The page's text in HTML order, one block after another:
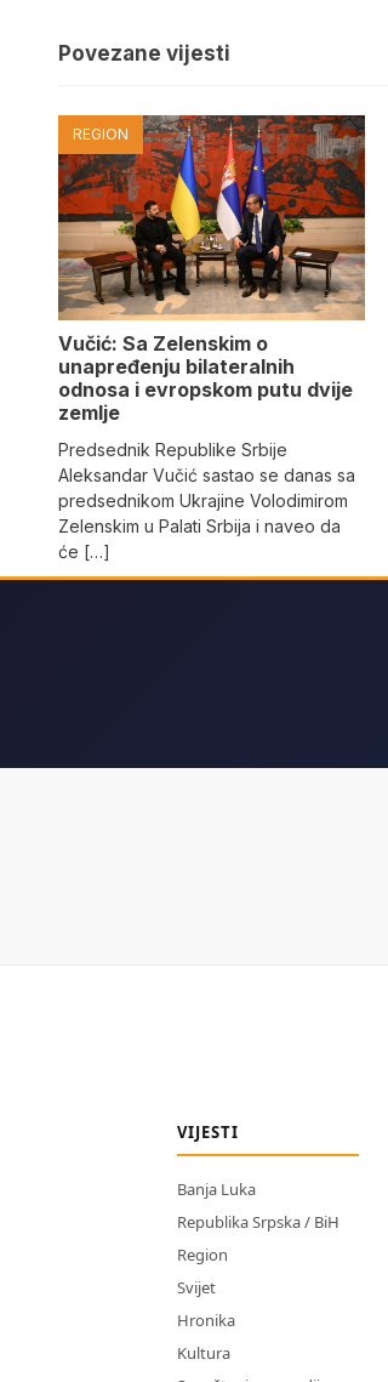
Povezane vijesti
REGION
Vučić: Sa Zelenskim o
unapređenju bilateralnih
odnosa i evropskom putu dvije
zemlje
Predsednik Republike Srbije
Aleksandar Vučić sastao se danas sa
predsednikom Ukrajine Volodimirom
Zelenskim u Palati Srbija i naveo da
će […]
VIJESTI
Banja Luka
Republika Srpska / BiH
Region
Svijet
Hronika
Kultura